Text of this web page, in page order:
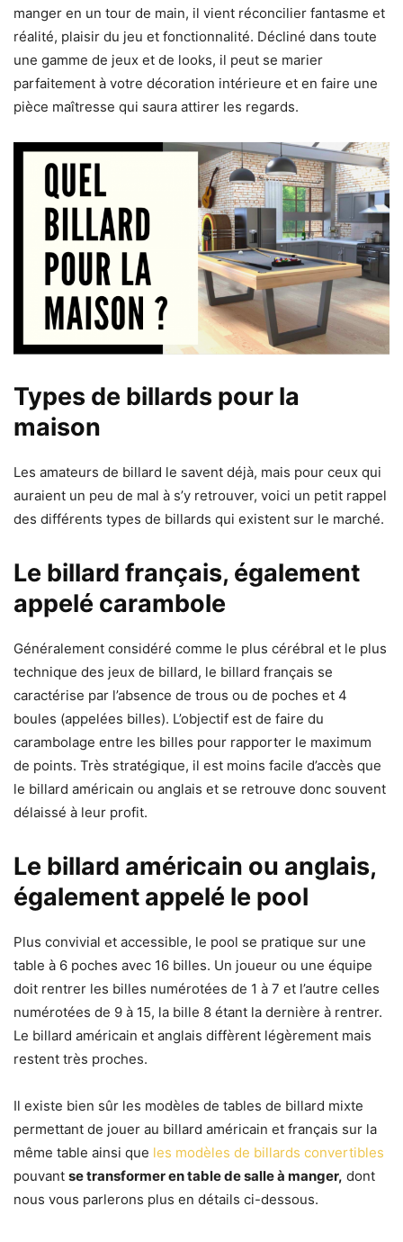
manger en un tour de main, il vient réconcilier fantasme et
réalité, plaisir du jeu et fonctionnalité. Décliné dans toute
une gamme de jeux et de looks, il peut se marier
parfaitement à votre décoration intérieure et en faire une
pièce maîtresse qui saura attirer les regards.
Types de billards pour la
maison
Les amateurs de billard le savent déjà, mais pour ceux qui
auraient un peu de mal à s’y retrouver, voici un petit rappel
des différents types de billards qui existent sur le marché.
Le billard français, également
appelé carambole
Généralement considéré comme le plus cérébral et le plus
technique des jeux de billard, le billard français se
caractérise par l’absence de trous ou de poches et 4
boules (appelées billes). L’objectif est de faire du
carambolage entre les billes pour rapporter le maximum
de points. Très stratégique, il est moins facile d’accès que
le billard américain ou anglais et se retrouve donc souvent
délaissé à leur profit.
Le billard américain ou anglais,
également appelé le pool
Plus convivial et accessible, le pool se pratique sur une
table à 6 poches avec 16 billes. Un joueur ou une équipe
doit rentrer les billes numérotées de 1 à 7 et l’autre celles
numérotées de 9 à 15, la bille 8 étant la dernière à rentrer.
Le billard américain et anglais diffèrent légèrement mais
restent très proches.
Il existe bien sûr les modèles de tables de billard mixte
permettant de jouer au billard américain et français sur la
même table ainsi que les modèles de billards convertibles
pouvant se transformer en table de salle à manger, dont
nous vous parlerons plus en détails ci-dessous.